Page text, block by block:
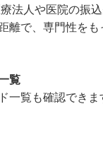
法人や医院の振
離で、専門性を
覧
一覧も確認でき